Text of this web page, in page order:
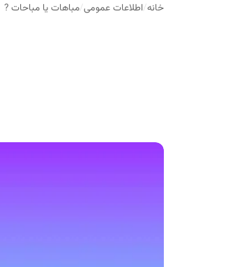
خانه/اطلاعات عمومی/مباهات یا مباحات ?